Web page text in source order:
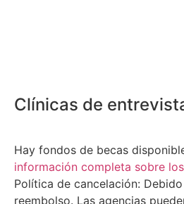
Clínicas de
Hay fondos de becas
información completa sobre
Política de cancelación:
reembolso. Las agencias